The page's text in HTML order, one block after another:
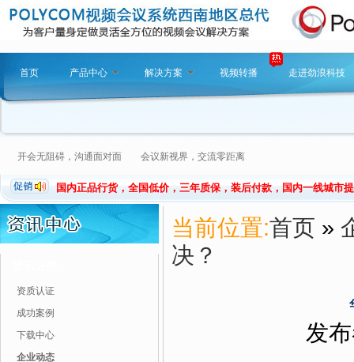
首页 产品中心 解决方案 视频转播 走进劲浪科技
开会无阻碍，沟通面对面 会议新视界，交流零距离
国内正品行货，全国低价，三年质保，装后付款，国内一线城市
资质认证
成功案例
下载中心
企业动态
当前位置:首页 »
决？
发